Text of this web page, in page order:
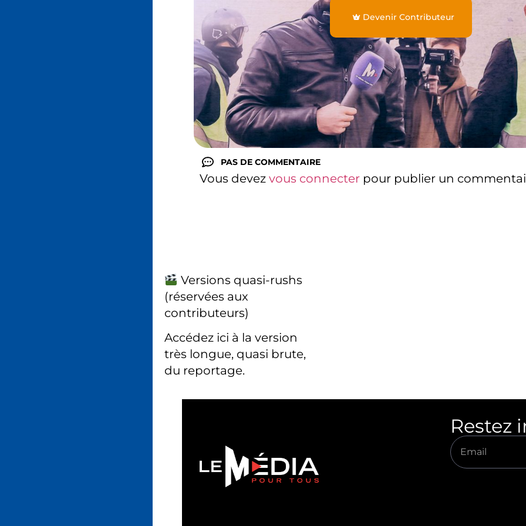
Devenir Contributeur
PAS DE COMMENTAIRE
Vous devez vous connecter pour publier un
Versions quasi-rushs
(réservées aux
contributeurs)
Accédez ici à la version
très longue, quasi brute,
du reportage.
Restez